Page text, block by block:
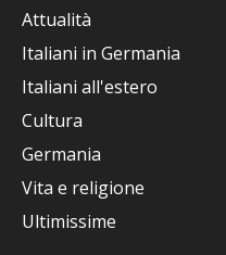
Attualità
Italiani in Germania
Italiani all'estero
Cultura
Germania
Vita e religione
Ultimissime